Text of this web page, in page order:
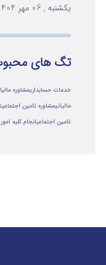
یکشنبه , 06 مهر 1404
تگ های
خدمات حسابداریمشاوره
مالياتيمشاوره تامین اجتماعی
تامین اجتماعیانجام کلیه